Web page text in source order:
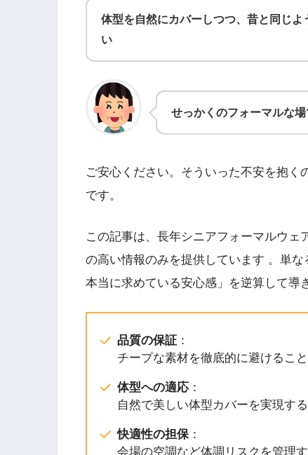
体型を自然にカバーしつつ、昔と同じ
い
せっかくのフォーマルな
ご安心ください。そういった不安を抱
です。
この記事は、長年シニアフォーマルウ
の高い情報のみを提供しています 。単
本当に求めている安心感」を逆算して導
品質の保証：
チープな素材を徹底的に避けること
体型への適応：
自然で美しい体型カバーを実現する
快適性の担保：
会場の空調など体調リスクを管理す